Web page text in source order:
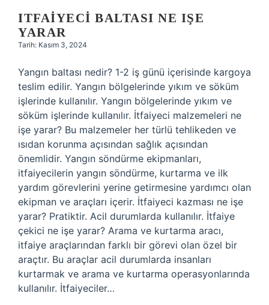
ITFAIYECI BALTASI NE IŞE
YARAR
Tarih: Kasım 3, 2024
Yangın baltası nedir? 1-2 iş günü içerisinde kargoya
teslim edilir. Yangın bölgelerinde yıkım ve söküm
işlerinde kullanılır. Yangın bölgelerinde yıkım ve
söküm işlerinde kullanılır. İtfaiyeci malzemeleri ne
işe yarar? Bu malzemeler her türlü tehlikeden ve
ısıdan korunma açısından sağlık açısından
önemlidir. Yangın söndürme ekipmanları,
itfaiyecilerin yangın söndürme, kurtarma ve ilk
yardım görevlerini yerine getirmesine yardımcı olan
ekipman ve araçları içerir. İtfaiyeci kazması ne işe
yarar? Pratiktir. Acil durumlarda kullanılır. İtfaiye
çekici ne işe yarar? Arama ve kurtarma aracı,
itfaiye araçlarından farklı bir görevi olan özel bir
araçtır. Bu araçlar acil durumlarda insanları
kurtarmak ve arama ve kurtarma operasyonlarında
kullanılır. İtfaiyeciler…